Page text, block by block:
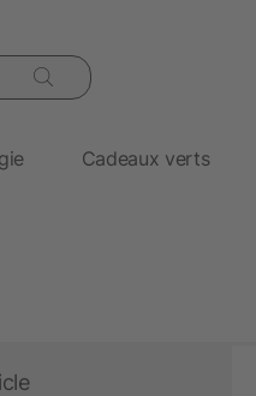
Cadeaux verts